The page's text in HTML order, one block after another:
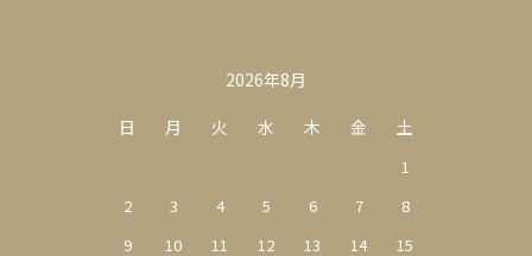
2026年8月
日
月 火 水 木 金 土
1
2
3 4 5 6 7
8
9
10 11 12 13 14
15